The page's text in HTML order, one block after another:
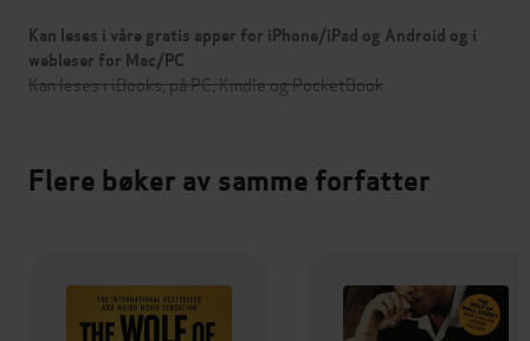
Kan leses i våre gratis apper for iPhone/iPad og Android og i
webleser for Mac/PC
Kan leses i iBooks, på PC, Kindle og PocketBook
Flere bøker av samme forfatter